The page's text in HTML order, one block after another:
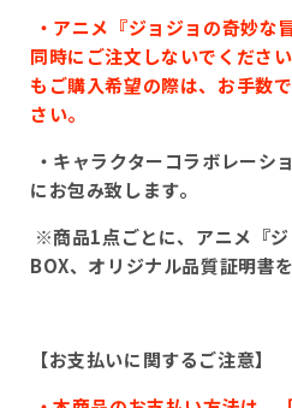
・アニメ『ジョジョの奇妙な
同時にご注文しないでくださ
もご購入希望の際は、お手数
さい。
・キャラクターコラボレーシ
にお包み致します。
※商品1点ごとに、アニメ『
BOX、 オリジナル品質証明書
【お支払いに関するご注意】